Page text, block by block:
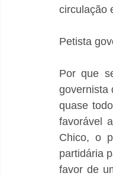
circulação
Petista
Por que
governista
quase
favorável
Chico, o
partidária
favor de